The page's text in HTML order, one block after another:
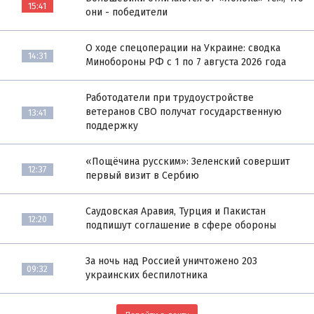
15:41
они - победители
14:31
О ходе спецоперации на Украине: сводка
Минобороны РФ с 1 по 7 августа 2026 года
13:41
Работодатели при трудоустройстве
ветеранов СВО получат государственную
поддержку
12:37
«Пощёчина русским»: Зеленский совершит
первый визит в Сербию
12:20
Саудовская Аравия, Турция и Пакистан
подпишут соглашение в сфере обороны
09:32
За ночь над Россией уничтожено 203
украинских беспилотника